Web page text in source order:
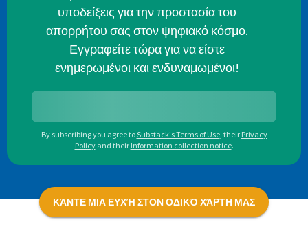
υποδείξεις για την προστασία του
απορρήτου σας στον ψηφιακό κόσμο.
Εγγραφείτε τώρα για να είστε
ενημερωμένοι και ενδυναμωμένοι!
By subscribing you agree toSubstack's Terms of Use, their Privacy
Policy and their Information collection notice.
ΚΆΝΤΕ ΜΙΑ ΕΥΧΉ ΣΤΟΝ ΟΔΙΚΌ ΧΆΡΤΗ ΜΑΣ